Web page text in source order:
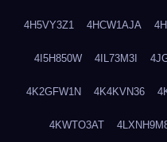
4H5VY3Z1 4HCW1AJA
4I5H850W 4IL73M3I
4K2GFW1N 4K4KVN36
4KWTO3AT